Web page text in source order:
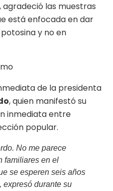
agradeció las muestras
está enfocada en dar
y no en
de la presidenta
, quien manifestó su
inmediata entre
popular.
No me parece
familiares en el
se esperen seis años
expresó durante su